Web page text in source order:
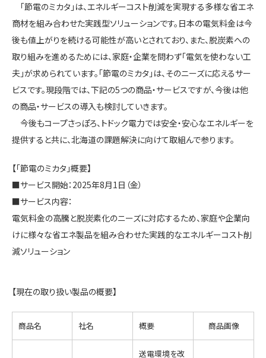
「節電のミカタ」は、エネルギーコスト削減を実現する多様な省エネ
商材を組み合わせた実践型ソリューションです。日本の電気料金は今
後も値上がりを続ける可能性が高いとされており、また、脱炭素への
取り組みを進めるためには、家庭・企業を問わず「電気を使わない工
夫」が求められています。「節電のミカタ」は、そのニーズに応えるサー
ビスです。現段階では、下記の5つの商品・サービスですが、今後は他
の商品・サービスの導入も検討していきます。
今後もコープさっぽろ、トドック電力では安全・安心なエネルギーを
提供すると共に、北海道の課題解決に向けて取組んで参ります。
【「節電のミカタ」概要】
■サービス開始：2025年8月1日（金）
■サービス内容：
電気料金の高騰と脱炭素化のニーズに対応するため、家庭や企業向
けに様々な省エネ製品を組み合わせた実践的なエネルギーコスト削
減ソリューション
【現在の取り扱い製品の概要】
商品名 社名 概要 商品画像
送電環境を改